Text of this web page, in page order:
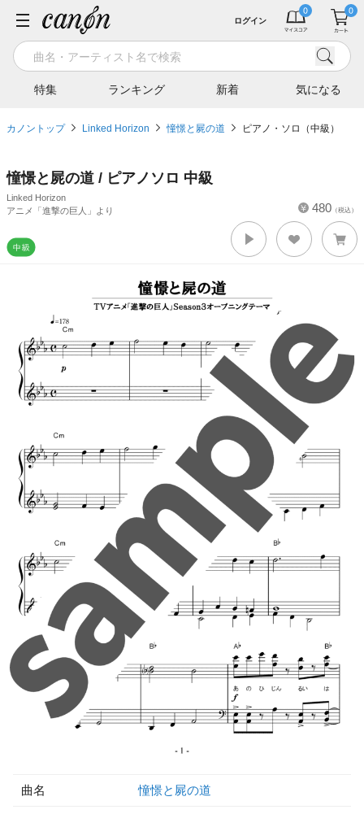
特集 ランキング 新着 気になる
ログイン
カノントップ Linked Horizon 憧憬と屍の道 ピアノ・ソロ（中級）
憧憬と屍の道 / ピアノソロ 中級
Linked Horizon
アニメ「進撃の巨人」より
480 （税込）
曲名 憧憬と屍の道